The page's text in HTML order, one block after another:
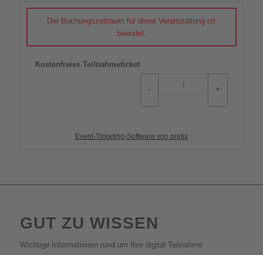
Der Buchungszeitraum für diese Veranstaltung ist
beendet.
Kostenfreies Teilnahmeticket
- +
Event-Ticketing-Software von pretix
GUT ZU WISSEN
Wichtige Informationen rund um Ihre digital Teilnahme